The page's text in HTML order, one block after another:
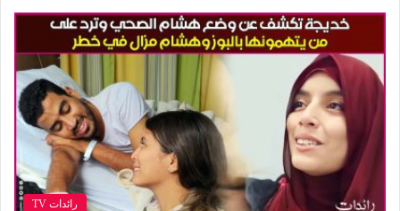
رائدات TV